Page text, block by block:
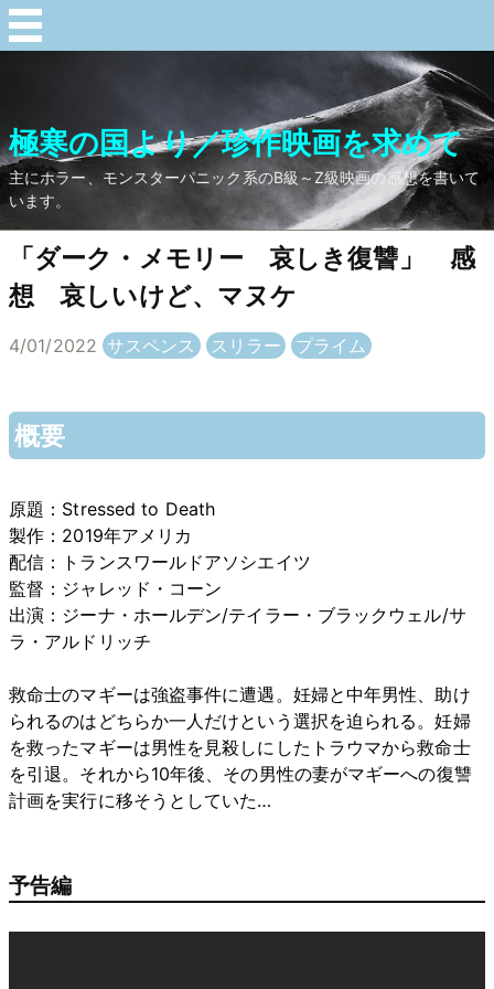
極寒の国より／珍作映画を求めて
主にホラー、モンスターパニック系のB級～Z級映画の感想を書いて
います。
「ダーク・メモリー 哀しき復讐」 感
想 哀しいけど、マヌケ
4/01/2022 サスペンス スリラー プライム
概要
原題：Stressed to Death
製作：2019年アメリカ
配信：トランスワールドアソシエイツ
監督：ジャレッド・コーン
出演：ジーナ・ホールデン/テイラー・ブラックウェル/サ
ラ・アルドリッチ
救命士のマギーは強盗事件に遭遇。妊婦と中年男性、助け
られるのはどちらか一人だけという選択を迫られる。妊婦
を救ったマギーは男性を見殺しにしたトラウマから救命士
を引退。それから10年後、その男性の妻がマギーへの復讐
計画を実行に移そうとしていた…
予告編